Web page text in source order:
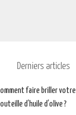
Derniers articles
faire briller
d’huile d’olive ?